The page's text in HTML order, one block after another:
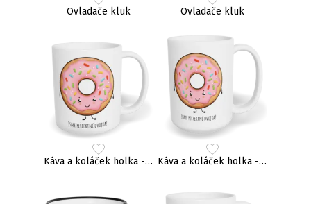
Ovladače kluk Ovladače kluk
Káva a koláček holka - párový Káva a koláček holka - párový